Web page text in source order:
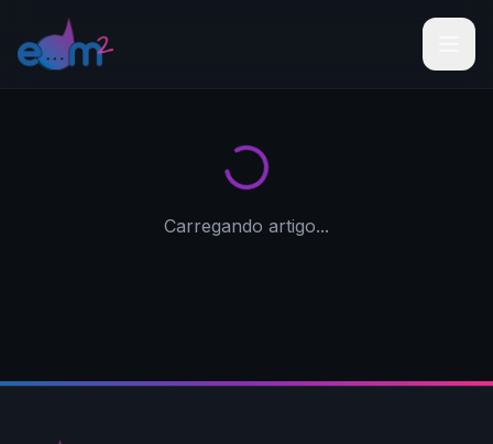
Carregando artigo...